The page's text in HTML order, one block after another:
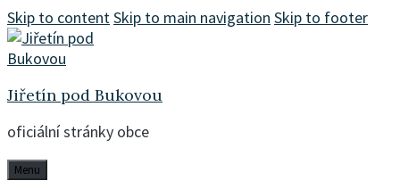
Skip to contentSkip to main navigation Skip to footer
Jiřetín pod Bukovou
oficiální stránky obce
Menu